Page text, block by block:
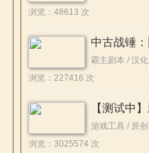
浏览：48613 次
霸主剧本 / 汉化
浏览：227416 次
游戏工具 / 原创
浏览：3025574 次